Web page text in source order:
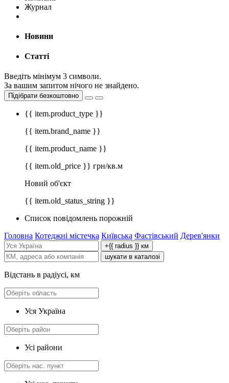
Журнал
Новини
Статті
Введіть мінімум 3 символи.
За вашим запитом нічого не знайдено.
Підібрати безкоштовно
{{ item.product_type }}
{{ item.brand_name }}
{{ item.product_name }}
{{ item.old_price }} грн/кв.м
Новий об'єкт
{{ item.old_status_string }}
Список повідомлень порожній
Головна Котеджні містечка Київська Фастівський Дерев'янки
+{{ radius }} км
шукати в каталозі
Відстань в радіусі, км
Уся Україна
Усі райони